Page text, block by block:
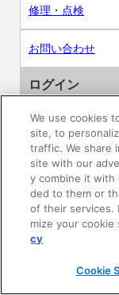
修理・点検
お問い合わせ
ログイン
建築・設計関係
ユーザー登録サ
WEB見積システム
収納プランニン
We use cookies
site, to
traffic. We share
site with our
y combine it with
ded to them or
of their services.
mize your
cy
Cookie